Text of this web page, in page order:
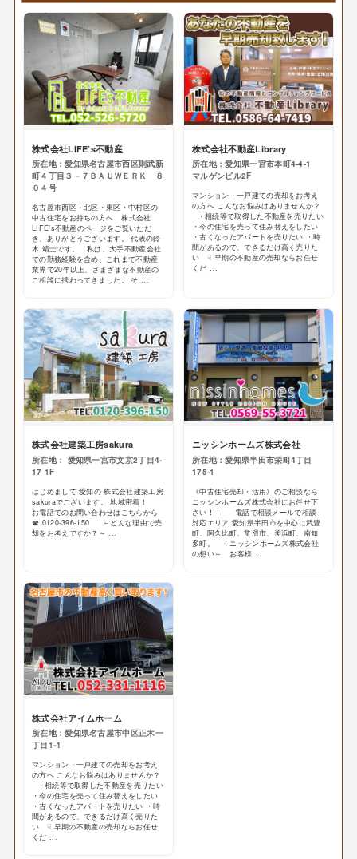
株式会社LIFE’s不動産
所在地：愛知県名古屋市西区則武新
町４丁目３－７ＢＡＵＷＥＲＫ ８
０４号
名古屋市西区・北区・東区・中村区の
中古住宅をお持ちの方へ 株式会社
LIFE’s不動産のページをご覧いただ
き、ありがとうございます。 代表の鈴
木 靖士です。 私は、大手不動産会社
での勤務経験を含め、これまで不動産
業界で20年以上、さまざまな不動産の
ご相談に携わってきました。 そ ...
株式会社不動産Library
所在地：愛知県一宮市本町4-4-1
マルゲンビル2F
マンション・一戸建ての売却をお考え
の方へ こんなお悩みはありませんか？
・相続等で取得した不動産を売りたい
・今の住宅を売って住み替えをしたい
・古くなったアパートを売りたい ・時
間があるので、できるだけ高く売りた
い ☟ 早期の不動産の売却ならお任せ
くだ ...
株式会社建築工房sakura
所在地： 愛知県一宮市文京2丁目4-
17 1F
はじめまして 愛知の 株式会社建築工房
sakuraでございます。 地域密着！
お電話でのお問い合わせはこちらから
☎ 0120-396-150 ～どんな理由で売
却をお考えですか？～ ...
ニッシンホームズ株式会社
所在地：愛知県半田市栄町4丁目
175-1
《中古住宅売却・活用》のご相談なら
ニッシンホームズ株式会社にお任せ下
さい！！ 電話で相談メールで相談
対応エリア 愛知県半田市を中心に武豊
町、阿久比町、常滑市、美浜町、南知
多町。 ～ニッシンホームズ株式会社
の想い～ お客様 ...
株式会社アイムホーム
所在地：愛知県名古屋市中区正木一
丁目1-4
マンション・一戸建ての売却をお考え
の方へ こんなお悩みはありませんか？
・相続等で取得した不動産を売りたい
・今の住宅を売って住み替えをしたい
・古くなったアパートを売りたい ・時
間があるので、できるだけ高く売りた
い ☟ 早期の不動産の売却ならお任せ
くだ ...